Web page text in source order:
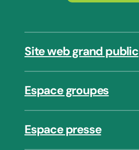
Site web grand public
Espace groupes
Espace presse